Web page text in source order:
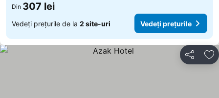
Din 307 lei
Vedeți prețurile de la 2 site-uri Vedeți prețurile
Distribuiți